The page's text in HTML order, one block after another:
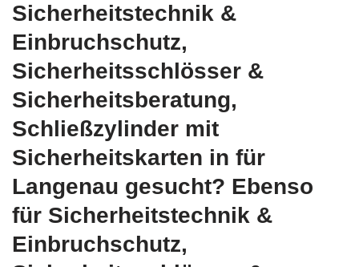
Sicherheitstechnik &
Einbruchschutz,
Sicherheitsschlösser &
Sicherheitsberatung,
Schließzylinder mit
Sicherheitskarten in für
Langenau gesucht? Ebenso
für Sicherheitstechnik &
Einbruchschutz,